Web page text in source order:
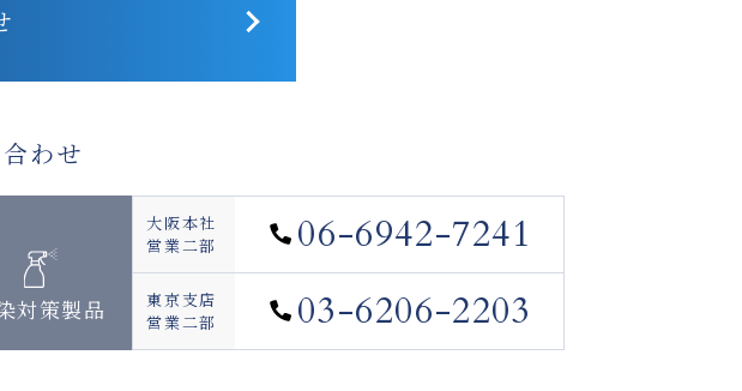
わせ
対策製品
大阪本社
営業二部
06-6942-7241
東京支店
営業二部
03-6206-2203